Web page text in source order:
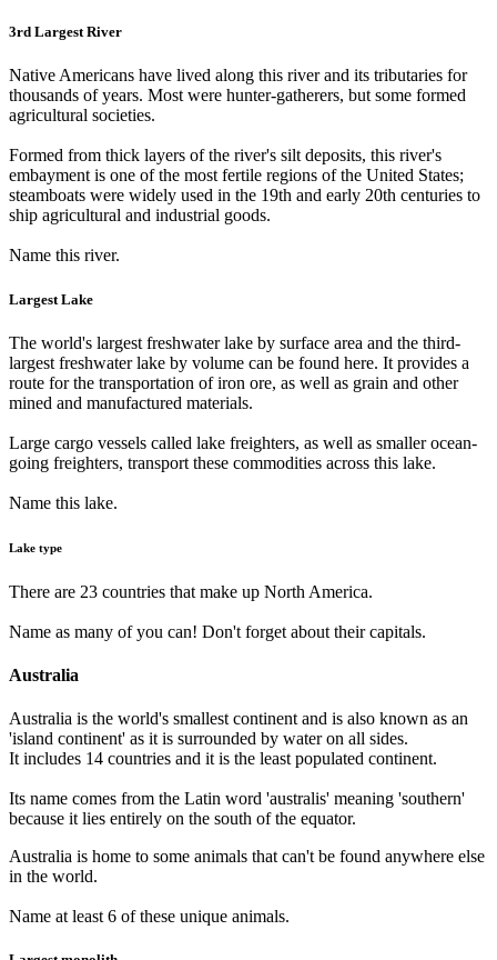
3rd Largest River
Native Americans have lived along this river and its tributaries for
thousands of years. Most were hunter-gatherers, but some formed
agricultural societies.
Formed from thick layers of the river's silt deposits, this river's
embayment is one of the most fertile regions of the United States;
steamboats were widely used in the 19th and early 20th centuries to
ship agricultural and industrial goods.
Name this river.
Largest Lake
The world's largest freshwater lake by surface area and the third-
largest freshwater lake by volume can be found here. It provides a
route for the transportation of iron ore, as well as grain and other
mined and manufactured materials.
Large cargo vessels called lake freighters, as well as smaller ocean-
going freighters, transport these commodities across this lake.
Name this lake.
Lake type
There are 23 countries that make up North America.
Name as many of you can! Don't forget about their capitals.
Australia
Australia is the world's smallest continent and is also known as an
'island continent' as it is surrounded by water on all sides.
It includes 14 countries and it is the least populated continent.
Its name comes from the Latin word 'australis' meaning 'southern'
because it lies entirely on the south of the equator.
Australia is home to some animals that can't be found anywhere else
in the world.
Name at least 6 of these unique animals.